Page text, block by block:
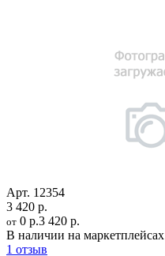
Арт. 12354
3 420 р.
от 0 р.3 420 р.
В наличии на маркетплейсах
1 отзыв